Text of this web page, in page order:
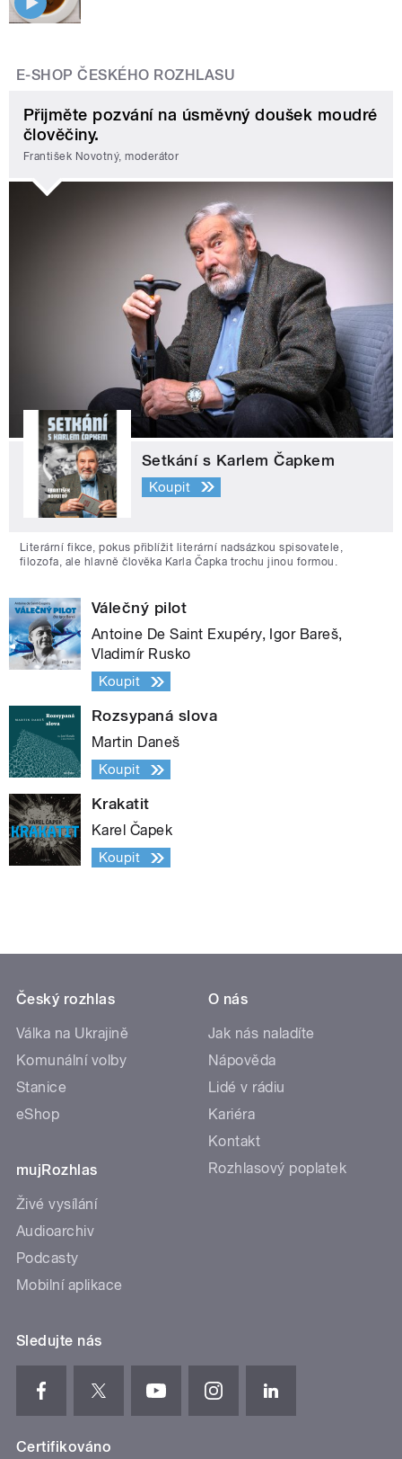
E-SHOP ČESKÉHO ROZHLASU
Přijměte pozvání na úsměvný doušek moudré
člověčiny.
František Novotný, moderátor
Setkání s Karlem Čapkem
Koupit
Literární fikce, pokus přiblížit literární nadsázkou spisovatele,
filozofa, ale hlavně člověka Karla Čapka trochu jinou formou.
Válečný pilot
Antoine De Saint Exupéry, Igor Bareš,
Vladimír Rusko
Koupit
Rozsypaná slova
Martin Daneš
Koupit
Krakatit
Karel Čapek
Koupit
Český rozhlas
Válka na Ukrajině
Komunální volby
Stanice
eShop
mujRozhlas
Živé vysílání
Audioarchiv
Podcasty
Mobilní aplikace
O nás
Jak nás naladíte
Nápověda
Lidé v rádiu
Kariéra
Kontakt
Rozhlasový poplatek
Sledujte nás
Certifikováno